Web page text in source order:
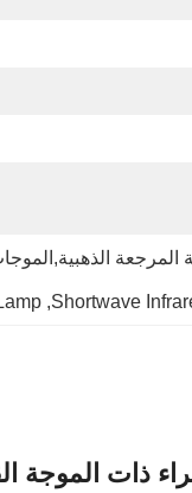
Shortwave
,
القصيرة